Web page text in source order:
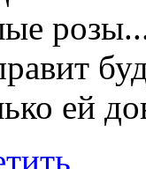
ей